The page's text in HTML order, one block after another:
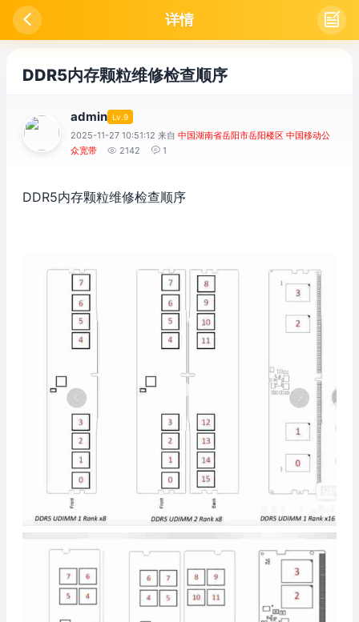
 详情 
DDR5内存颗粒维修检查顺序
admin Lv.9
2025-11-27 10:51:12 来自 中国湖南省岳阳市岳阳楼区 中国移动公
众宽带
 2142  1
DDR5内存颗粒维修检查顺序